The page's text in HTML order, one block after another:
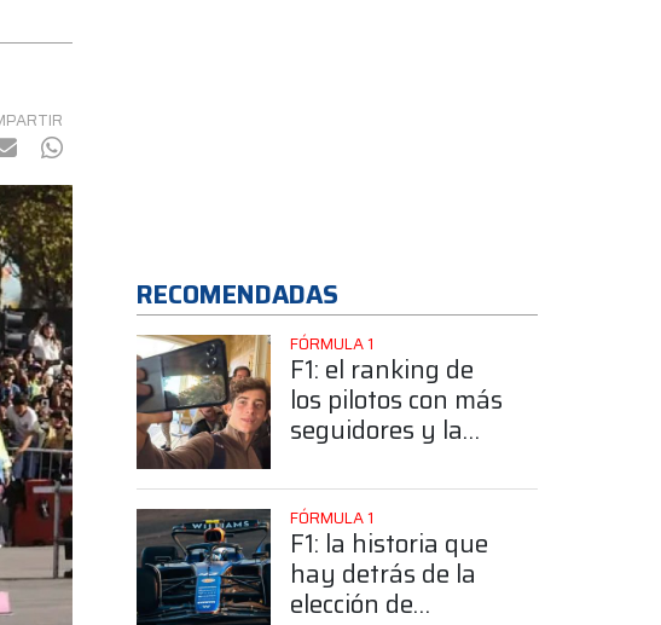
WhatsApp
RECOMENDADAS
FÓRMULA 1
F1: el ranking de
los pilotos con más
seguidores y la
posición de
Colapinto
FÓRMULA 1
F1: la historia que
hay detrás de la
elección de